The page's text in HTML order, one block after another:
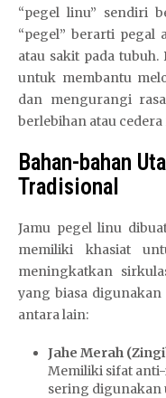
“pegel linu” sendiri
“pegel” berarti pegal
atau sakit pada
untuk membantu
dan mengurangi
berlebihan atau
Bahan-bahan
Tradisional
Jamu pegel linu
memiliki khasiat
meningkatkan
yang biasa
antara lain:
Jahe Merah
Memiliki sifat
sering